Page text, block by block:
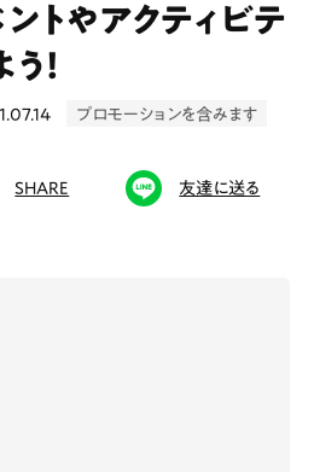
# 女子旅におすすめ
# コーヒー
ントやアクティビテ
！
プロモーションを含みます
SHARE 友達に送る